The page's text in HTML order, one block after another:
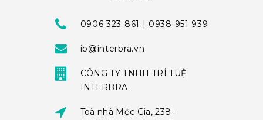
0906 323 861 | 0938 951 939
ib@interbra.vn
CÔNG TY TNHH TRÍ TUỆ
INTERBRA
Toà nhà Mộc Gia, 238-